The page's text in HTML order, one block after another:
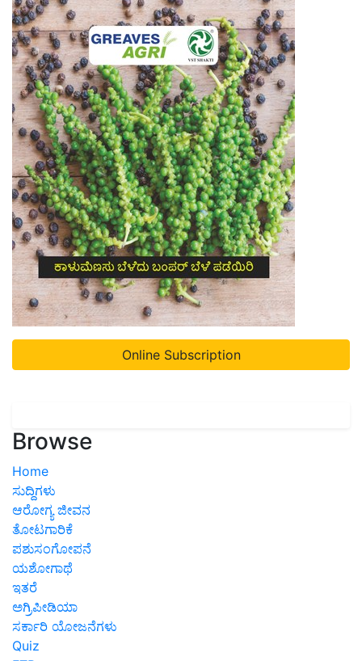
Online Subscription
Browse
Home
ಸುದ್ದಿಗಳು
ಆರೋಗ್ಯ ಜೀವನ
ತೋಟಗಾರಿಕೆ
ಪಶುಸಂಗೋಪನೆ
ಯಶೋಗಾಥೆ
ಇತರೆ
ಅಗ್ರಿಪೀಡಿಯಾ
ಸರ್ಕಾರಿ ಯೋಜನೆಗಳು
Quiz